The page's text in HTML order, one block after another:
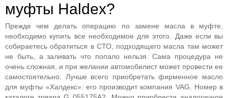
муфты Haldex?
Прежде чем делать операцию по замене масла в муфте,
необходимо купить все необходимое для этого. Даже если вы
собираетесь обратиться в СТО, подходящего масла там может
не быть, а заливать что попало нельзя. Сама процедура не
очень сложная, и при желании автомобилист может провести ее
самостоятельно. Лучше всего приобретать фирменное масло
для муфты «Халдекс»: его производит компания VAG. Номер в